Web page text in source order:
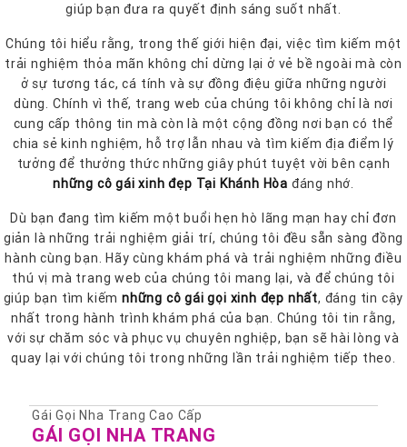
giúp bạn đưa ra quyết định sáng suốt nhất.
Chúng tôi hiểu rằng, trong thế giới hiện đại, việc tìm kiếm một
trải nghiệm thỏa mãn không chỉ dừng lại ở vẻ bề ngoài mà còn
ở sự tương tác, cá tính và sự đồng điệu giữa những người
dùng. Chính vì thế, trang web của chúng tôi không chỉ là nơi
cung cấp thông tin mà còn là một cộng đồng nơi bạn có thể
chia sẻ kinh nghiệm, hỗ trợ lẫn nhau và tìm kiếm địa điểm lý
tưởng để thưởng thức những giây phút tuyệt vời bên cạnh
những cô gái xinh đẹp Tại Khánh Hòa đáng nhớ.
Dù bạn đang tìm kiếm một buổi hẹn hò lãng mạn hay chỉ đơn
giản là những trải nghiệm giải trí, chúng tôi đều sẵn sàng đồng
hành cùng bạn. Hãy cùng khám phá và trải nghiệm những điều
thú vị mà trang web của chúng tôi mang lại, và để chúng tôi
giúp bạn tìm kiếmnhững cô gái gọi xinh đẹp nhất, đáng tin cậy
nhất trong hành trình khám phá của bạn. Chúng tôi tin rằng,
với sự chăm sóc và phục vụ chuyên nghiệp, bạn sẽ hài lòng và
quay lại với chúng tôi trong những lần trải nghiệm tiếp theo.
Gái Gọi Nha Trang Cao Cấp
GÁI GỌI NHA TRANG